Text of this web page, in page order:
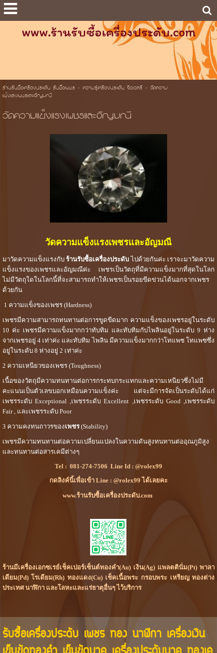
www.ร้านรับซื้อเครื่องประดับ.com
ร้านรับซื้อเครื่องประดับ รับซื้อเพชร> ความรู้เครื่องประดับ จิวเวลรี่> วัดความ
แข็งแรงเพชรและอัญมณี
วัดความแข็งแรงเพชรและอัญมณี
วัดความแข็งแรงเพชรและอัญมณี
มาวัดความแข็งแรงกับร้านรับซื้อเครื่องประดับ ไปด้วยกันค่ะ เราจะมาวัดความ
แข็งแรงของเพชรและอัญมณีค่ะ เพชรเป็นวัตถุที่มีความแข็งมากที่สุดในโลก
ไม่มีวัตถุใดในโลกนี้ที่จะสามารถทำให้เพชรเป็นรอยขีดข่วนได้นอกจากเพชร
ด้วยกัน
1 ความแข็งของเพชร (Hardness)
เพชรมีความสามารถทนทานต่อการขูดขีดมาก ความแข็งของเพชรอยู่ในระดับ
10 ค่ะ เพชรมีความแข็งมากกว่าทับทิม และทับทิมกับไพลินอยู่ในระดับ 9 ห่าง
จากเพชรอยู่ 4 เท่าค่ะ และทับทิม ไพลิน มีความแข็งมากกว่าโทแพซ โทแพซซึ่ง
อยู่ในระดับ 8 ห่างอยู่ 2 เท่าค่ะ
2 ความเหนียวของเพชร (Toughness)
เนื้อของวัตถุมีความทนทานต่อการกระทบกระแทกและความเหนียวซึ่งไม่มี
คะแนนเป็นตัวเลขบอกเหมือนความแข็งค่ะ แต่จะมีการจัดเป็นระดับได้แก่
เพชรระดับ Exceptional ,เพชรระดับ Excellent ,เพชรระดับ Good ,เพชรระดับ
Fair , และเพชรระดับ Poor
3 ความคงทนถาวรของเพชร(Stability)
เพชรมีความทนทานต่อความเปลี่ยนแปลงในความดันสูงทนทานต่ออุณภูมิสูง
และทนทานต่อสารเคมีต่างๆ
Tel : 081-274-7506 Line Id : @rolex99
กดลิงค์นี้เพื่อเข้า Line : @rolex99 ได้เลยคะ
www.ร้านรับซื้อเครื่องประดับ.com
ร้านมีเครื่องเอกซเรย์เช็คเปอร์เซ็นต์ทองคำ(Au) เงิน(Ag) แพลตตินั่ม(Pt) พาลา
เดียม(Pd) โรเดียม(Rh) ทองแดง(Cu) เช็คเนื้อพระ กรอบพระ เหรียญ ทองต่าง
ประเทศ นาฬิกา และโลหะและแร่ธาตุอื่นๆ ไว้บริการ
รับซื้อเครื่องประดับ เพชร ทอง นาฬิกา เครื่องเงิน